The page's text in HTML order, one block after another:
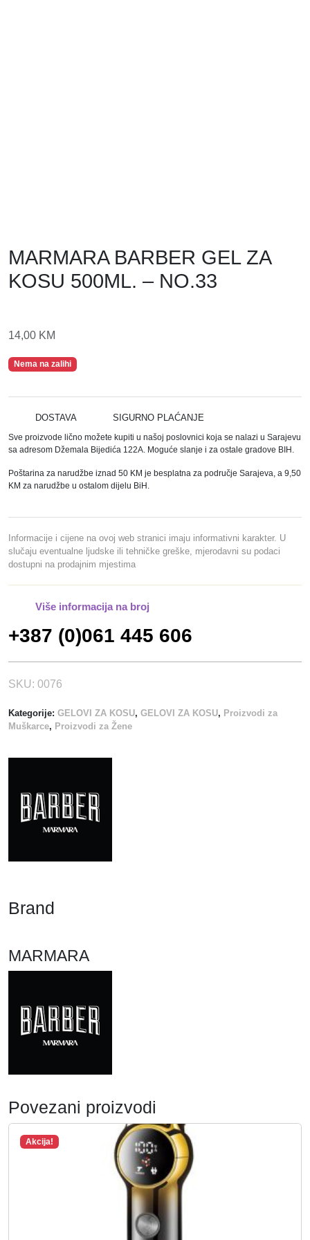
MARMARA BARBER GEL ZA
KOSU 500ML. – NO.33
14,00 KM
Nema na zalihi
DOSTAVA SIGURNO PLAĆANJE
Sve proizvode lično možete kupiti u našoj poslovnici koja se nalazi u Sarajevu
sa adresom Džemala Bijedića 122A. Moguće slanje i za ostale gradove BIH.
Poštarina za narudžbe iznad 50 KM je besplatna za područje Sarajeva, a 9,50
KM za narudžbe u ostalom dijelu BiH.
Informacije i cijene na ovoj web stranici imaju informativni karakter. U
slučaju eventualne ljudske ili tehničke greške, mjerodavni su podaci
dostupni na prodajnim mjestima
Više informacija na broj
+387 (0)061 445 606
SKU: 0076
Kategorije: GELOVI ZA KOSU, GELOVI ZA KOSU, Proizvodi za
Muškarce, Proizvodi za Žene
Brand
MARMARA
Povezani proizvodi
Akcija!